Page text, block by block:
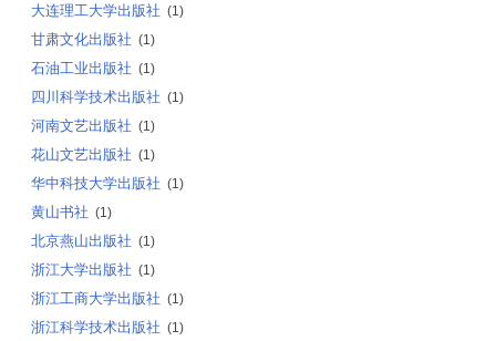
大连理工大学出版社 (1)
甘肃文化出版社 (1)
石油工业出版社 (1)
四川科学技术出版社 (1)
河南文艺出版社 (1)
花山文艺出版社 (1)
华中科技大学出版社 (1)
黄山书社 (1)
北京燕山出版社 (1)
浙江大学出版社 (1)
浙江工商大学出版社 (1)
浙江科学技术出版社 (1)